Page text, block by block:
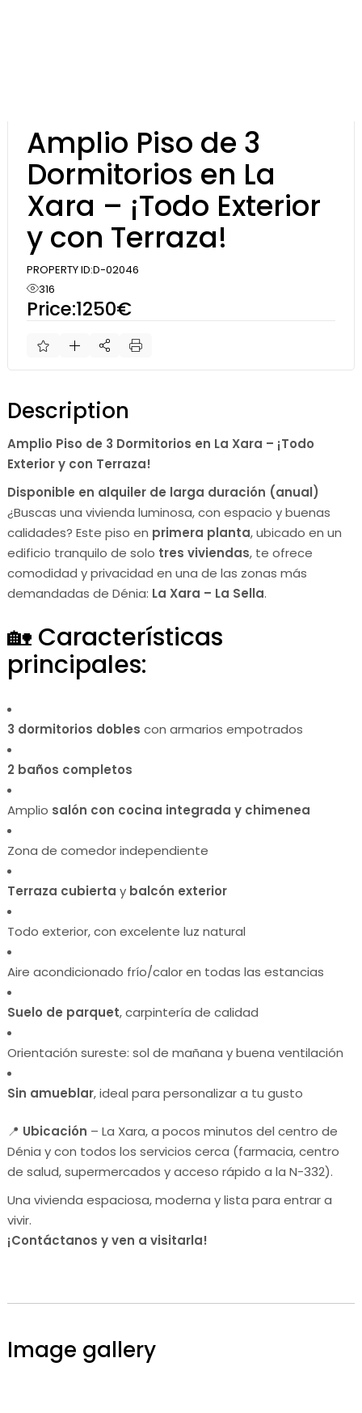
Amplio Piso de 3
Dormitorios en La
Xara – ¡Todo Exterior
y con Terraza!
PROPERTY ID:D-02046
316
Price:1250€
Description
Amplio Piso de 3 Dormitorios en La Xara – ¡Todo
Exterior y con Terraza!
Disponible en alquiler de larga duración (anual)
¿Buscas una vivienda luminosa, con espacio y buenas
calidades? Este piso en primera planta, ubicado en un
edificio tranquilo de solo tres viviendas, te ofrece
comodidad y privacidad en una de las zonas más
demandadas de Dénia: La Xara – La Sella.
🏡 Características
principales:
3 dormitorios dobles con armarios empotrados
2 baños completos
Amplio salón con cocina integrada y chimenea
Zona de comedor independiente
Terraza cubierta y balcón exterior
Todo exterior, con excelente luz natural
Aire acondicionado frío/calor en todas las estancias
Suelo de parquet, carpintería de calidad
Orientación sureste: sol de mañana y buena ventilación
Sin amueblar, ideal para personalizar a tu gusto
📍 Ubicación – La Xara, a pocos minutos del centro de
Dénia y con todos los servicios cerca (farmacia, centro
de salud, supermercados y acceso rápido a la N-332).
Una vivienda espaciosa, moderna y lista para entrar a
vivir.
¡Contáctanos y ven a visitarla!
Image gallery